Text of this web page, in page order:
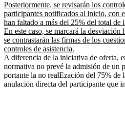
Posteriormente, se revisarán los
participantes notificados al inicio, con
han faltado a más del 25% del total de
En este caso, se marcará la
se contrastarán las firmas de los
controles de asistencia.
A diferencia de la iniciativa de oferta,
normativa no prevé la admisión de un
portante la no realEzación del 75% de
anulación directa del participante que